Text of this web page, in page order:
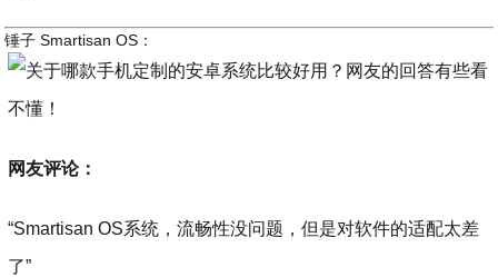
锤子 Smartisan OS：
网友评论：
“Smartisan OS系统，流畅性没问题，但是对软件的适配太差
了”